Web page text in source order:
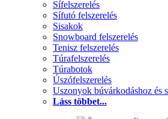
Sífelszerelés
Sífutó felszerelés
Sisakok
Snowboard felszerelés
Tenisz felszerelés
Túrafelszerelés
Túrabotok
Úszófelszerelés
Uszonyok búvárkodáshoz és
Láss többet...